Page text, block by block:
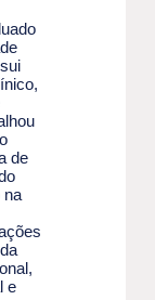
de
na
e